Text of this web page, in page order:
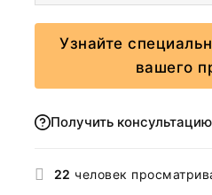
Узнайте
вашего
Получить консультацию
22 человек